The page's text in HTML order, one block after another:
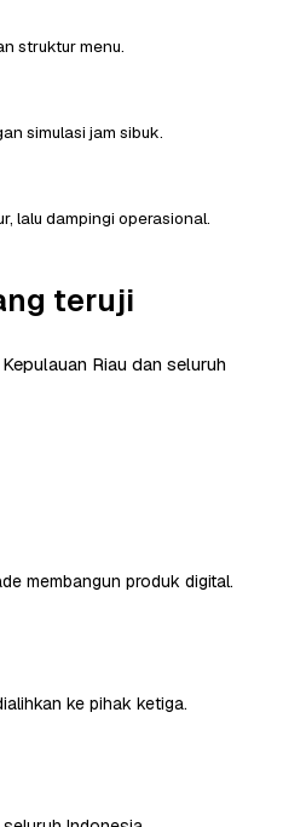
struktur menu.
simulasi jam sibuk.
lalu dampingi operasional.
teruji
Riau dan seluruh
membangun produk digital.
ke pihak ketiga.